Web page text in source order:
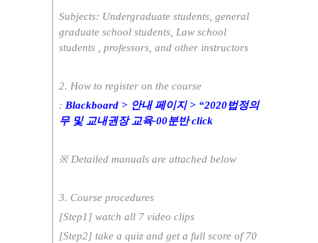
Subjects: Undergraduate students, general
graduate school students, Law school
students , professors, and other instructors
2. How to register on the course
: Blackboard > 안내 페이지 > “2020법정의
무 및 교내권장 교육-00분반 click
※ Detailed manuals are attached below
3. Course procedures
[Step1] watch all 7 video clips
[Step2] take a quiz and get a full score of 70